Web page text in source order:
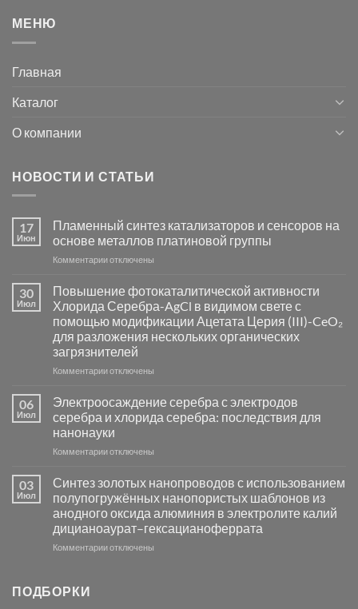
МЕНЮ
Главная
Каталог
О компании
НОВОСТИ И СТАТЬИ
17
Июн
Пламенный синтез катализаторов и сенсоров на
основе металлов платиновой группы
Комментариик
Пламенный
синтез
катализаторов
и
сенсоров
на
основе
группы
отключены
30
Июл
Повышение фотокаталитической активности
Хлорида Серебра-AgCl в видимом свете с
помощью модификации Ацетата Церия (III)-CeO₂
для разложения нескольких органических
загрязнителей
Комментариик
фотокаталитической
активности
Хлорида
Серебра-
в
видимом
свете
с
помощью
модификации
отключены
06
Июл
Электроосаждение серебра с электродов
серебра и хлорида серебра: последствия для
нанонауки
Комментариик
серебра
с
электродов
серебра
и
отключены
03
Июл
Синтез золотых нанопроводов с использованием
полупогружённых нанопористых шаблонов из
анодного оксида алюминия в электролите калий
дицианоаурат–гексацианоферрата
Комментариикотключены
ПОДБОРКИ